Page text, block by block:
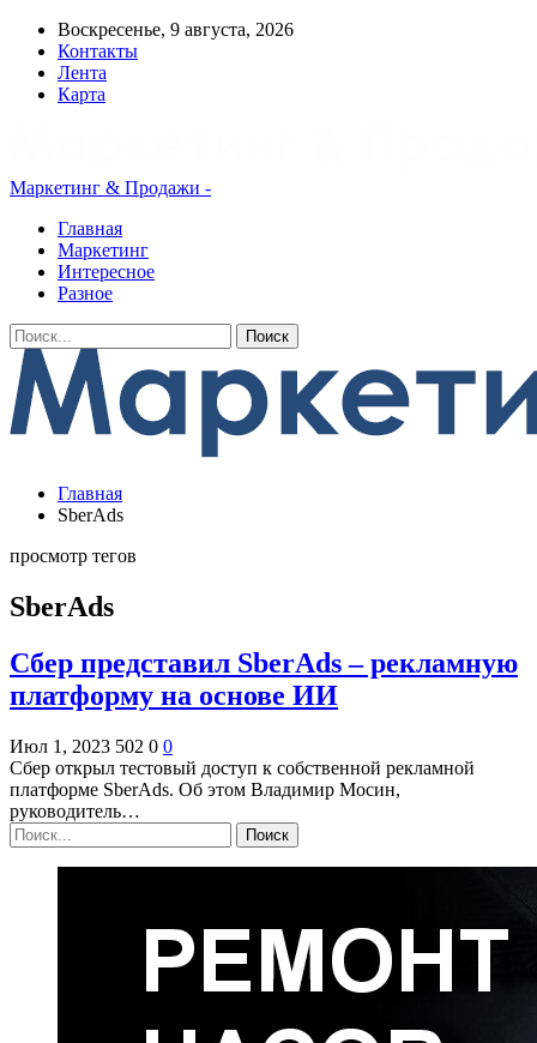
Воскресенье, 9 августа, 2026
Контакты
Лента
Карта
Маркетинг & Продажи -
Главная
Маркетинг
Интересное
Разное
Главная
SberAds
просмотр тегов
SberAds
Сбер представил SberAds – рекламную
платформу на основе ИИ
Июл 1, 2023 502 0 0
Сбер открыл тестовый доступ к собственной рекламной
платформе SberAds. Об этом Владимир Мосин,
руководитель…